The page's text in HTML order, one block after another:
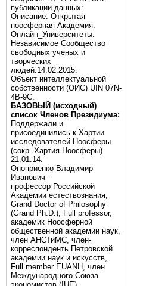
публикации данных:
Описание: Открытая
ноосферная Академия.
Онлайн_Университеты.
Независимое Сообщество
свободных ученых и
творческих
людей.14.02.2015.
Объект интеллектуальной
собственности (ОИС) UIN 07N-
4B-9C.
БАЗОВЫЙ (исходный)
список Членов Президиума:
Поддержали и
присоединились к Хартии
исследователей Ноосферы
(сокр. Хартия Ноосферы)
21.01.14.
Оноприенко Владимир
Иванович –
профессор Российской
Академии естествознания,
Grand Doctor of Philosophy
(Grand Ph.D.), Full professor,
академик Ноосферной
общественной академии наук,
член АНСТиМС, член-
корреспонденть Петровской
академии наук и искусств,
Full member EUANH, член
Международного Союза